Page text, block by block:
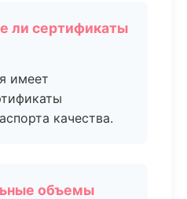
ли сертификаты
имеет
качества.
объемы